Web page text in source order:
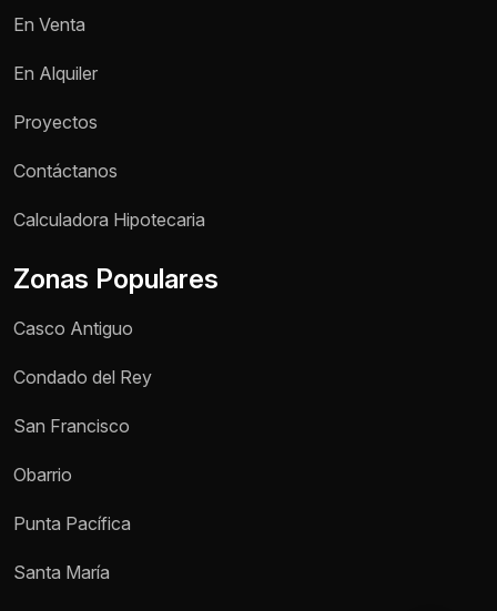
Teléfono / WhatsApp *
En Venta
En Alquiler
Proyectos
Contáctanos
Calculadora Hipotecaria
Zonas Populares
Casco Antiguo
Condado del Rey
San Francisco
Obarrio
Punta Pacífica
Santa María